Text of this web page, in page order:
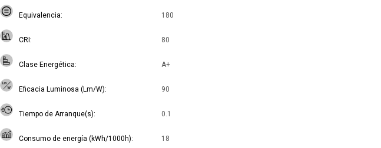
Equivalencia 180
CRI 80
Clase Energética A+
Eficacia Luminosa (Lm/W) 90
Tiempo de Arranque(s) 0.1
Consumo de energía (kWh/1000h) 18